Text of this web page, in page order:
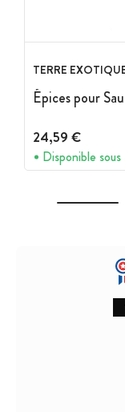
TERRE
Épices pour
24,59 €
Disponible sous